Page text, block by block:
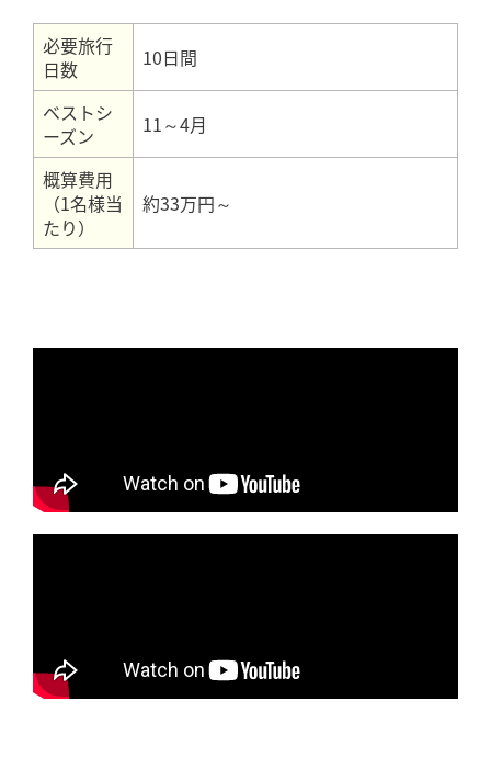
必要旅行
日数
10日間
ベストシ
ーズン
11～4月
概算費用
（1名様当
たり）
約33万円～